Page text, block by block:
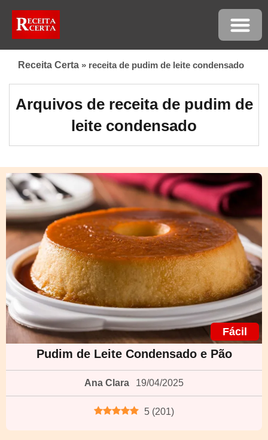
Receita Certa » receita de pudim de leite condensado
Arquivos de receita de pudim de
leite condensado
Fácil
Pudim de Leite Condensado e Pão
Ana Clara 19/04/2025
5 (201)